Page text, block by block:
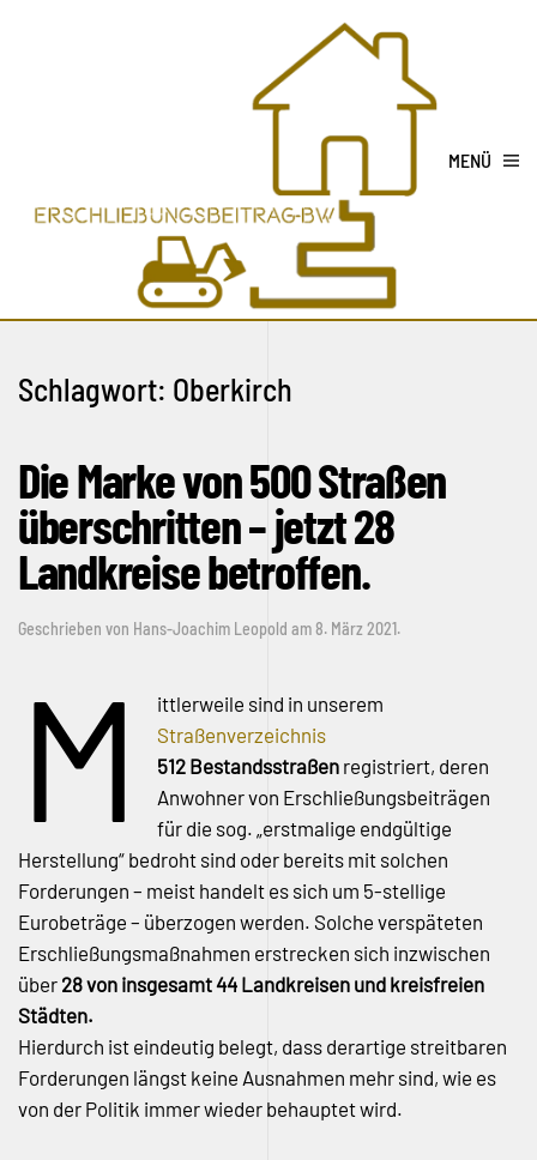
MENÜ
Schlagwort: Oberkirch
Die Marke von 500 Straßen
überschritten – jetzt 28
Landkreise betroffen.
Geschrieben von Hans-Joachim Leopold am8. März 2021.
M
ittlerweile sind in unserem
Straßenverzeichnis
512 Bestandsstraßen registriert, deren
Anwohner von Erschließungsbeiträgen
für die sog. „erstmalige endgültige
Herstellung“ bedroht sind oder bereits mit solchen
Forderungen – meist handelt es sich um 5-stellige
Eurobeträge – überzogen werden. Solche verspäteten
Erschließungsmaßnahmen erstrecken sich inzwischen
über 28 von insgesamt 44 Landkreisen und kreisfreien
Städten.
Hierdurch ist eindeutig belegt, dass derartige streitbaren
Forderungen längst keine Ausnahmen mehr sind, wie es
von der Politik immer wieder behauptet wird.